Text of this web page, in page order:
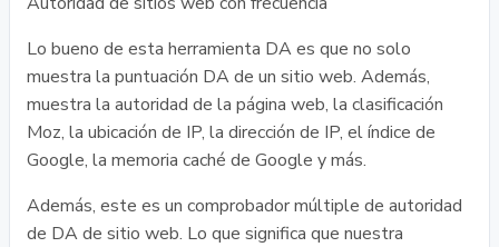
Lo bueno de esta herramienta DA es que no solo
muestra la puntuación DA de un sitio web. Además,
muestra la autoridad de la página web, la clasificación
Moz, la ubicación de IP, la dirección de IP, el índice de
Google, la memoria caché de Google y más.
Además, este es un comprobador múltiple de autoridad
de DA de sitio web. Lo que significa que nuestra